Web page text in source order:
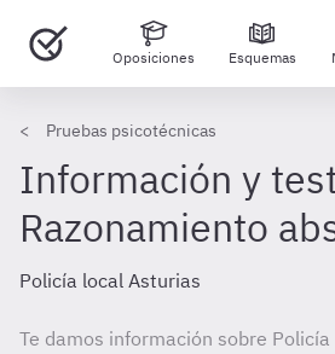
Oposiciones Esquemas
Pruebas psicotécnicas
Información y
Razonamiento
Policía local Asturias
Te damos información sobre